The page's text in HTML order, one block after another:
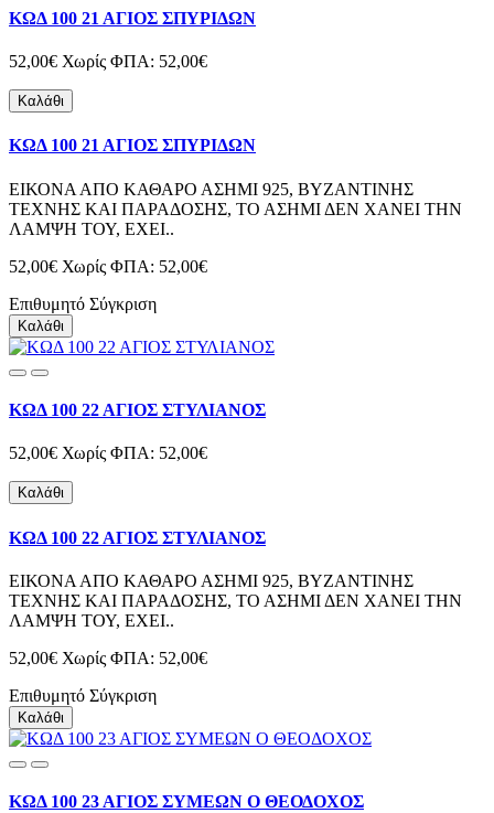
ΚΩΔ 100 21 ΑΓΙΟΣ ΣΠΥΡΙΔΩΝ
52,00€ Χωρίς ΦΠΑ: 52,00€
Καλάθι
ΚΩΔ 100 21 ΑΓΙΟΣ ΣΠΥΡΙΔΩΝ
ΕΙΚΟΝΑ ΑΠΟ ΚΑΘΑΡΟ ΑΣΗΜΙ 925, ΒΥΖΑΝΤΙΝΗΣ
ΤΕΧΝΗΣ ΚΑΙ ΠΑΡΑΔΟΣΗΣ, ΤΟ ΑΣΗΜΙ ΔΕΝ ΧΑΝΕΙ ΤΗΝ
ΛΑΜΨΗ ΤΟΥ, ΕΧΕΙ..
52,00€ Χωρίς ΦΠΑ: 52,00€
Επιθυμητό Σύγκριση
Καλάθι
ΚΩΔ 100 22 ΑΓΙΟΣ ΣΤΥΛΙΑΝΟΣ
52,00€ Χωρίς ΦΠΑ: 52,00€
Καλάθι
ΚΩΔ 100 22 ΑΓΙΟΣ ΣΤΥΛΙΑΝΟΣ
ΕΙΚΟΝΑ ΑΠΟ ΚΑΘΑΡΟ ΑΣΗΜΙ 925, ΒΥΖΑΝΤΙΝΗΣ
ΤΕΧΝΗΣ ΚΑΙ ΠΑΡΑΔΟΣΗΣ, ΤΟ ΑΣΗΜΙ ΔΕΝ ΧΑΝΕΙ ΤΗΝ
ΛΑΜΨΗ ΤΟΥ, ΕΧΕΙ..
52,00€ Χωρίς ΦΠΑ: 52,00€
Επιθυμητό Σύγκριση
Καλάθι
ΚΩΔ 100 23 ΑΓΙΟΣ ΣΥΜΕΩΝ Ο ΘΕΟΔΟΧΟΣ